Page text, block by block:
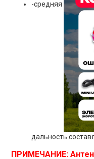
-средняя
дальность
ПРИМЕЧАНИЕ: